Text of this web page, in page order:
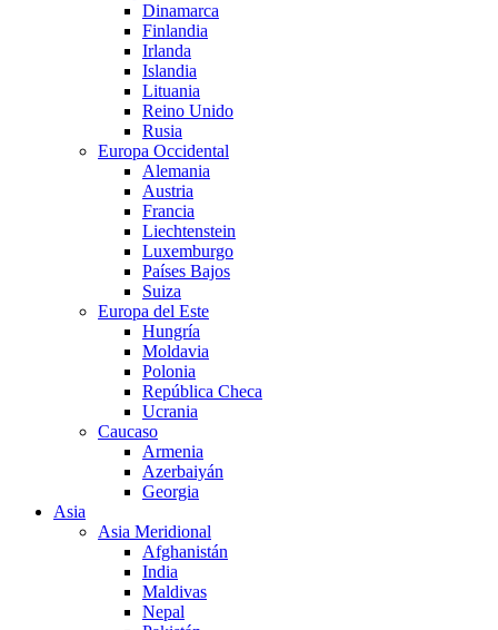
Dinamarca
Finlandia
Irlanda
Islandia
Lituania
Reino Unido
Rusia
Europa Occidental
Alemania
Austria
Francia
Liechtenstein
Luxemburgo
Países Bajos
Suiza
Europa del Este
Hungría
Moldavia
Polonia
República Checa
Ucrania
Caucaso
Armenia
Azerbaiyán
Georgia
Asia
Asia Meridional
Afghanistán
India
Maldivas
Nepal